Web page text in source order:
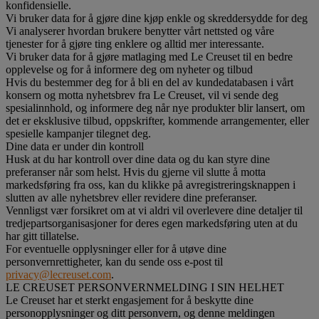
konfidensielle.
Vi bruker data for å gjøre dine kjøp enkle og skreddersydde for deg
Vi analyserer hvordan brukere benytter vårt nettsted og våre
tjenester for å gjøre ting enklere og alltid mer interessante.
Vi bruker data for å gjøre matlaging med Le Creuset til en bedre
opplevelse og for å informere deg om nyheter og tilbud
Hvis du bestemmer deg for å bli en del av kundedatabasen i vårt
konsern og motta nyhetsbrev fra Le Creuset, vil vi sende deg
spesialinnhold, og informere deg når nye produkter blir lansert, om
det er eksklusive tilbud, oppskrifter, kommende arrangementer, eller
spesielle kampanjer tilegnet deg.
Dine data er under din kontroll
Husk at du har kontroll over dine data og du kan styre dine
preferanser når som helst. Hvis du gjerne vil slutte å motta
markedsføring fra oss, kan du klikke på avregistreringsknappen i
slutten av alle nyhetsbrev eller revidere dine preferanser.
Vennligst vær forsikret om at vi aldri vil overlevere dine detaljer til
tredjepartsorganisasjoner for deres egen markedsføring uten at du
har gitt tillatelse.
For eventuelle opplysninger eller for å utøve dine
personvernrettigheter, kan du sende oss e-post til
privacy@lecreuset.com.
LE CREUSET PERSONVERNMELDING I SIN HELHET
Le Creuset har et sterkt engasjement for å beskytte dine
personopplysninger og ditt personvern, og denne meldingen